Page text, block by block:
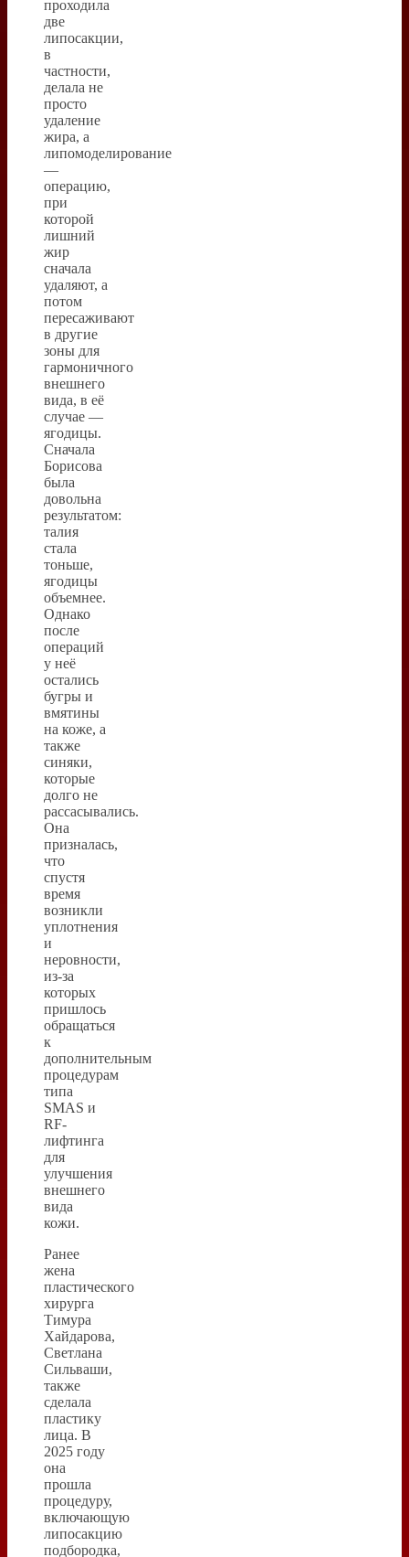
проходила
две
липосакции,
в
частности,
делала не
просто
удаление
жира, а
липомоделирование
—
операцию,
при
которой
лишний
жир
сначала
удаляют, а
потом
пересаживают
в другие
зоны для
гармоничного
внешнего
вида, в её
случае —
ягодицы.
Сначала
Борисова
была
довольна
результатом:
талия
стала
тоньше,
ягодицы
объемнее.
Однако
после
операций
у неё
остались
бугры и
вмятины
на коже, а
также
синяки,
которые
долго не
рассасывались.
Она
призналась,
что
спустя
время
возникли
уплотнения
и
неровности,
из-за
которых
пришлось
обращаться
к
дополнительным
процедурам
типа
SMAS и
RF-
лифтинга
для
улучшения
внешнего
вида
кожи.
Ранее
жена
пластического
хирурга
Тимура
Хайдарова,
Светлана
Сильваши,
также
сделала
пластику
лица. В
2025 году
она
прошла
процедуру,
включающую
липосакцию
подбородка,